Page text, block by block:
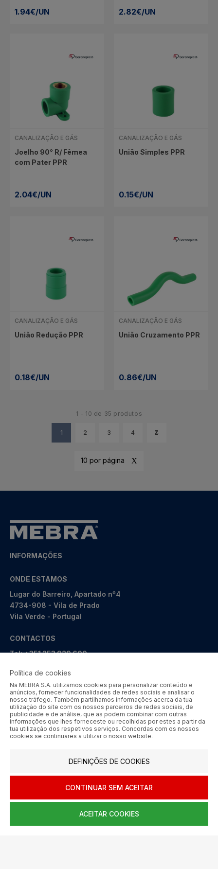
1.94€/UN 2.82€/UN
CANALIZAÇÃO E GÁS
Joelho 90° R/ Fêmea
com Pater PPR
2.04€/UN
CANALIZAÇÃO E GÁS
União Simples PPR
0.15€/UN
CANALIZAÇÃO E GÁS
União Redução PPR
0.18€/UN
CANALIZAÇÃO E GÁS
União Cruzamento PPR
0.86€/UN
1 - 10 de 35 produtos
1 2 3 4
10 por página
INFORMAÇÕES
ONDE ESTAMOS
Lugar do Barreiro, Apartado nº4
4734-908 - Vila de Prado
Vila Verde - Portugal
CONTACTOS
Tel:+351 253 929 600
geral@mebra.pt
CERTIFICAÇÕES PRÉMIOS
MEBRA - Comércio por Grosso de Metais e Acessórios de Braga
S.A. © 2026 Todos os direitos reservados.
Aos preços apresentados acresce IVA à taxa em vigor.
HOME AJUDA MENU CARRINHO CONTA
Política de cookies
Na MEBRA S.A. utilizamos cookies para personalizar conteúdo e
anúncios, fornecer funcionalidades de redes sociais e analisar o
nosso tráfego. Também partilhamos informações acerca da tua
utilização do site com os nossos parceiros de redes sociais, de
publicidade e de análise, que as podem combinar com outras
informações que lhes forneceste ou recolhidas por estes a partir da
tua utilização dos respetivos serviços. Concordas com os nossos
cookies se continuares a utilizar o nosso website.
DEFINIÇÕES DE COOKIES
CONTINUAR SEM ACEITAR
ACEITAR COOKIES